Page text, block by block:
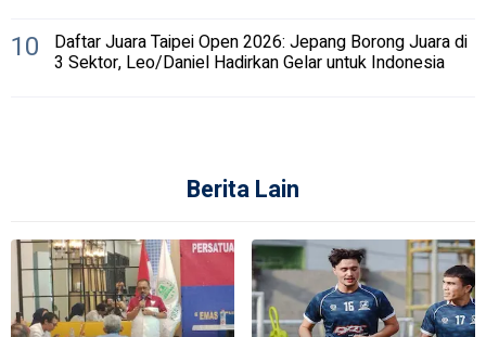
10 Daftar Juara Taipei Open 2026: Jepang Borong Juara di
3 Sektor, Leo/Daniel Hadirkan Gelar untuk Indonesia
Berita Lain